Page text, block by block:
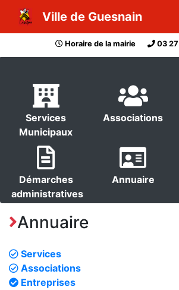
Ville de Guesnain
Horaire de la mairie 03 27
Services
Municipaux
Associations
Démarches
administratives
Annuaire
Annuaire
Services
Associations
Entreprises